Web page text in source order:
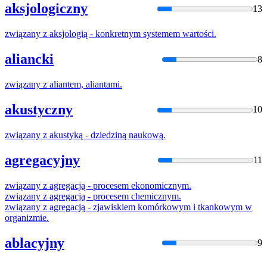
aksjologiczny 13
związany z aksjologią - konkretnym systemem wartości.
aliancki 8
związany z aliantem, aliantami.
akustyczny 10
związany z akustyką - dziedziną naukową.
agregacyjny 11
związany z agregacją - procesem ekonomicznym.
związany z agregacją - procesem chemicznym.
związany z agregacją - zjawiskiem komórkowym i tkankowym w
organizmie.
ablacyjny 9